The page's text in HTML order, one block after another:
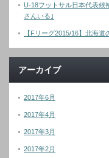
U-18フットサル日本代表
さんいる｣
【Fリーグ2015/16】北海
アーカイブ
2017年6月
2017年4月
2017年3月
2017年2月